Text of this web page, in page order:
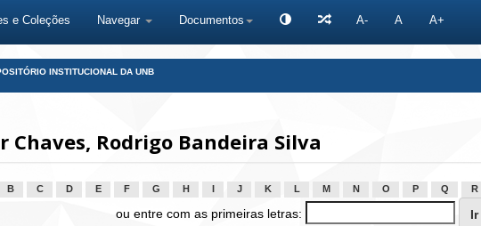
e Coleções Navegar Documentos A- A A+
INSTITUCIONAL DA UNB
Chaves, Rodrigo Bandeira Silva
B C D E F G H J K L M N O P Q R
ou entre com as primeiras letras: